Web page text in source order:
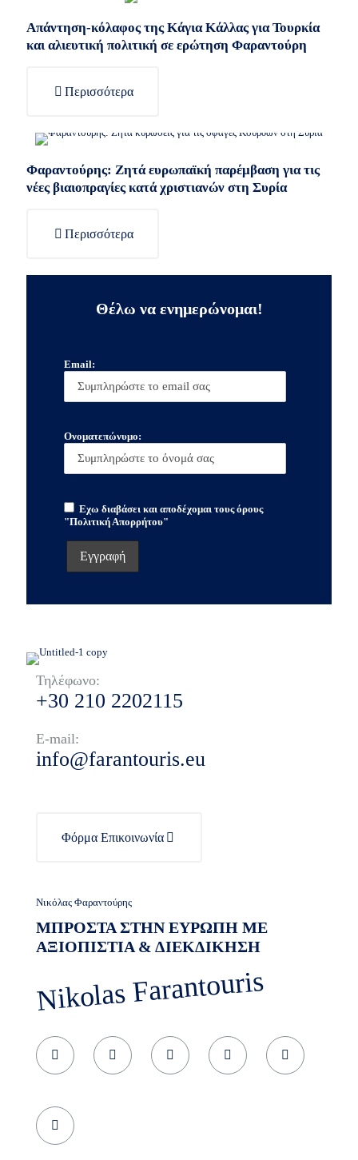
Απάντηση-κόλαφος της Κάγια Κάλλας για Τουρκία
και αλιευτική πολιτική σε ερώτηση Φαραντούρη
Περισσότερα
Φαραντούρης: Ζητά ευρωπαϊκή παρέμβαση για τις
νέες βιαιοπραγίες κατά χριστιανών στη Συρία
Περισσότερα
Θέλω να ενημερώνομαι!
Email:
Ονοματεπώνυμο:
Εχω διαβάσει και αποδέχομαι τους όρους
"Πολιτική Απορρήτου"
Τηλέφωνο:
+30 210 2202115
E-mail:
info@farantouris.eu
Φόρμα Επικοινωνία
Νικόλας Φαραντούρης
ΜΠΡΟΣΤΑ ΣΤΗΝ ΕΥΡΩΠΗ ΜΕ
ΑΞΙΟΠΙΣΤΙΑ & ΔΙΕΚΔΙΚΗΣΗ
Nikolas Farantouris